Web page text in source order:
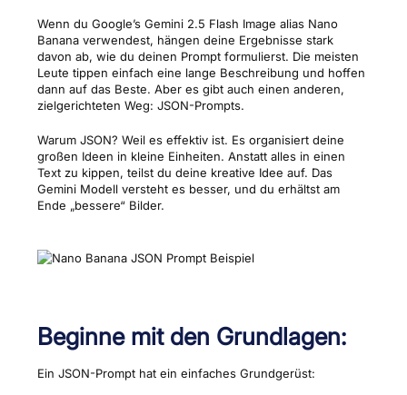
Wenn du Google’s Gemini 2.5 Flash Image alias Nano
Banana verwendest, hängen deine Ergebnisse stark
davon ab, wie du deinen Prompt formulierst. Die meisten
Leute tippen einfach eine lange Beschreibung und hoffen
dann auf das Beste. Aber es gibt auch einen anderen,
zielgerichteten Weg: JSON-Prompts.
Warum JSON? Weil es effektiv ist. Es organisiert deine
großen Ideen in kleine Einheiten. Anstatt alles in einen
Text zu kippen, teilst du deine kreative Idee auf. Das
Gemini Modell versteht es besser, und du erhältst am
Ende „bessere“ Bilder.
Beginne mit den Grundlagen:
Ein JSON-Prompt hat ein einfaches Grundgerüst: